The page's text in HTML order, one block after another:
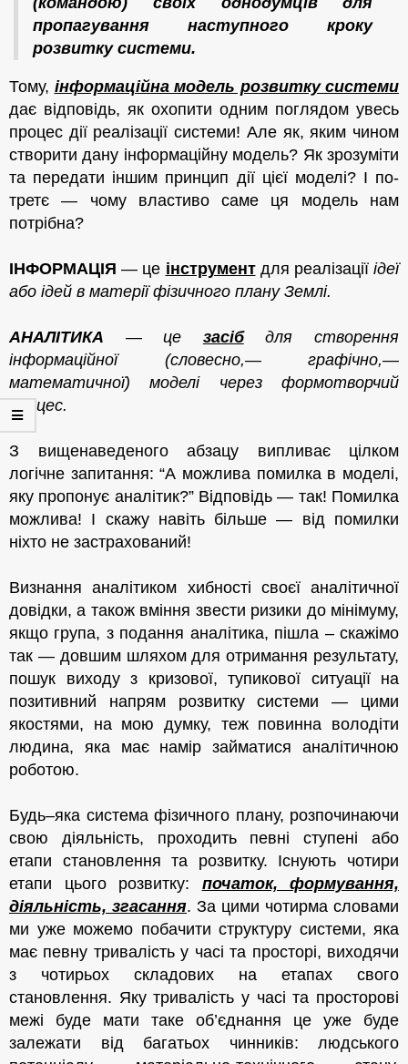
пропагування наступного кроку
розвитку системи.
Тому, інформаційна модель розвитку системи
дає відповідь, як охопити одним поглядом увесь
процес дії реалізації системи! Але як, яким чином
створити дану інформаційну модель? Як зрозуміти
та передати іншим принцип дії цієї моделі? І по-
третє — чому властиво саме ця модель нам
потрібна?
ІНФОРМАЦІЯ — це інструментдля реалізації ідеї
або ідей в матерії фізичного плану Землі.
АНАЛІТИКА — це засібдля створення
інформаційної (словесно,— графічно,—
математичної) моделі через формотворчий
процес.
З вищенаведеного абзацу випливає цілком
логічне запитання: “А можлива помилка в моделі,
яку пропонує аналітик?” Відповідь — так! Помилка
можлива! І скажу навіть більше — від помилки
ніхто не застрахований!
Визнання аналітиком хибності своєї аналітичної
довідки, а також вміння звести ризики до мінімуму,
якщо група, з подання аналітика, пішла – скажімо
так — довшим шляхом для отримання результату,
пошук виходу з кризової, тупикової ситуації на
позитивний напрям розвитку системи — цими
якостями, на мою думку, теж повинна володіти
людина, яка має намір займатися аналітичною
роботою.
Будь–яка системафізичного плану, розпочинаючи
свою діяльність, проходить певні ступені або
етапи становлення та розвитку. Існують чотири
етапи цього розвитку: початок, формування,
діяльність, згасання. За цими чотирма словами
ми уже можемо побачити структуру системи, яка
має певну тривалість у часі та просторі, виходячи
з чотирьох складових на етапах свого
становлення. Яку тривалість у часі та просторові
межі буде мати таке об’єднання це уже буде
залежати від багатьох чинників: людського